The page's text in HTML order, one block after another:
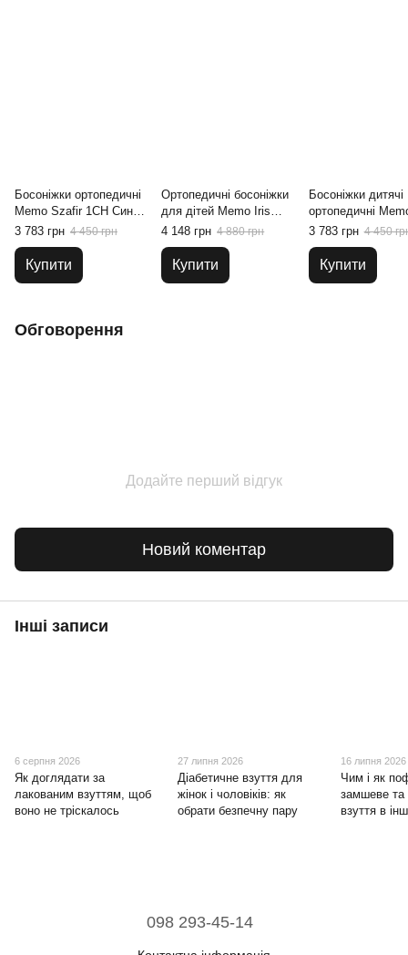
Босоніжки ортопедичні
Memo Szafir 1CH Сині,
22
3 783 грн 4 450 грн
Купити
Ортопедичні босоніжки
для дітей Memo Iris
3JD Сіро-рожеві, 30
4 148 грн 4 880 грн
Купити
Босоніжки дитячі
ортопедичні
1CH Cині, 22
3 783 грн 4 450
Купити
Обговорення
Додайте перший відгук
Новий коментар
Інші записи
6 серпня 2026
Як доглядати за
лакованим взуттям, щоб
воно не тріскалось
27 липня 2026
Діабетичне взуття для
жінок і чоловіків: як
обрати безпечну пару
16 липня 2026
Чим і як
замшеве та
взуття в
098 293-45-14